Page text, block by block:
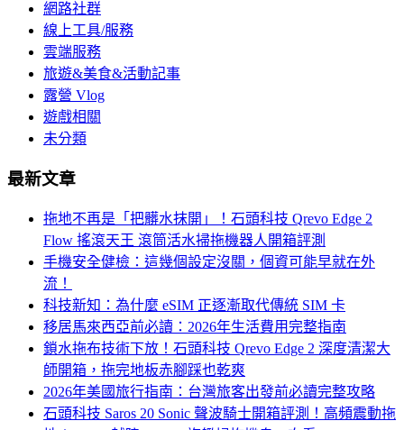
網路社群
線上工具/服務
雲端服務
旅遊&美食&活動記事
露營 Vlog
遊戲相關
未分類
最新文章
拖地不再是「把髒水抹開」！石頭科技 Qrevo Edge 2
Flow 搖滾天王 滾筒活水掃拖機器人開箱評測
手機安全健檢：這幾個設定沒關，個資可能早就在外
流！
科技新知：為什麼 eSIM 正逐漸取代傳統 SIM 卡
移居馬來西亞前必讀：2026年生活費用完整指南
鎖水拖布技術下放！石頭科技 Qrevo Edge 2 深度清潔大
師開箱，拖完地板赤腳踩也乾爽
2026年美國旅行指南：台灣旅客出發前必讀完整攻略
石頭科技 Saros 20 Sonic 聲波騎士開箱評測！高頻震動拖